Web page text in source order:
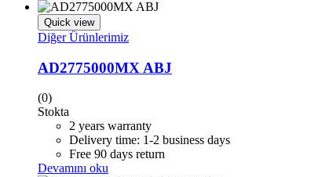
Quick view
Diğer Ürünlerimiz
AD2775000MX ABJ
(0)
Stokta
2 years warranty
Delivery time: 1-2 business days
Free 90 days return
Devamını oku